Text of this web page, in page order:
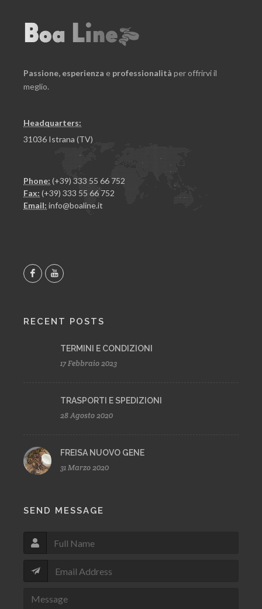
Passione, esperienza e professionalità per offrirvi il
meglio.
Headquarters:
31036 Istrana (TV)
Phone: (+39) 333 55 66 752
Fax: (+39) 333 55 66 752
Email: info@boaline.it
RECENT POSTS
TERMINI E CONDIZIONI
17 Febbraio 2023
TRASPORTI E SPEDIZIONI
28 Agosto 2020
FREISA NUOVO GENE
31 Marzo 2020
SEND MESSAGE